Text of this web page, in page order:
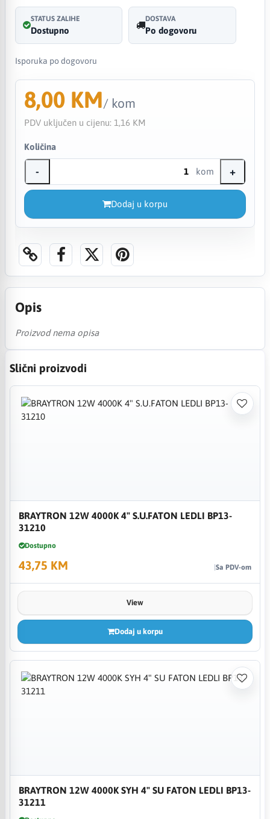
STATUS ZALIHE
Dostupno
DOSTAVA
Po dogovoru
Isporuka po dogovoru
8,00 KM/ kom
PDV uključen u cijenu: 1,16 KM
Količina
- kom +
Dodaj u korpu
Opis
Proizvod nema opisa
Slični proizvodi
BRAYTRON 12W 4000K 4" S.U.FATON LEDLI BP13-
31210
Dostupno
43,75 KM Sa PDV-om
View
Dodaj u korpu
BRAYTRON 12W 4000K SYH 4" SU FATON LEDLI BP13-
31211